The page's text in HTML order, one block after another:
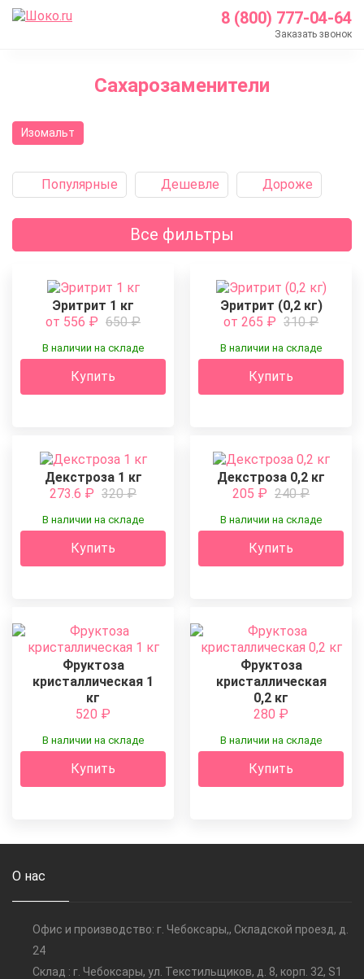
8 (800) 777-04-64
Заказать звонок
Кондитерские ингредиенты
Сахарозаменители
Сахарозаменители
Изомальт
Популярные Дешевле Дороже
Все фильтры
Эритрит 1 кг
от 556 ₽ 650₽
В наличии на складе
Купить
Эритрит (0,2 кг)
от 265 ₽ 310₽
В наличии на складе
Купить
Декстроза 1 кг
273.6 ₽ 320₽
В наличии на складе
Купить
Декстроза 0,2 кг
205 ₽ 240₽
В наличии на складе
Купить
Фруктоза
кристаллическая 1
кг
520 ₽
В наличии на складе
Купить
Фруктоза
кристаллическая
0,2 кг
280 ₽
В наличии на складе
Купить
О нас
Офис и производство: г. Чебоксары,, Складской проезд, д.
24
Склад : г. Чебоксары, ул. Текстильщиков, д. 8, корп. 32, S1